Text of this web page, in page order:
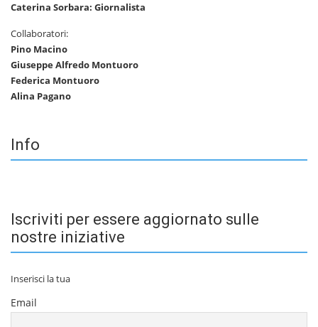
Caterina Sorbara: Giornalista
Collaboratori:
Pino Macino
Giuseppe Alfredo Montuoro
Federica Montuoro
Alina Pagano
Info
Iscriviti per essere aggiornato sulle
nostre iniziative
Inserisci la tua
Email